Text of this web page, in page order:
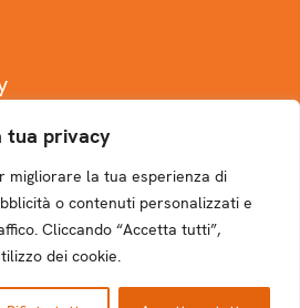
tua privacy
migliorare la tua esperienza di
o contenuti personalizzati e
Cliccando “Accetta tutti”,
dei cookie.